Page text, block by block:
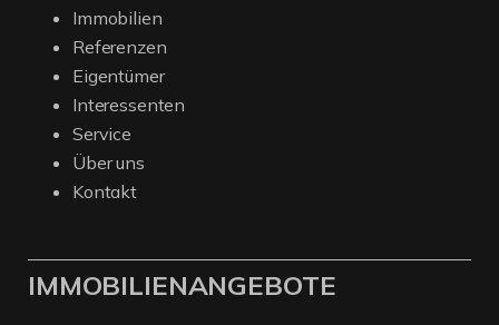
Immobilien
Referenzen
Eigentümer
Interessenten
Service
Über uns
Kontakt
IMMOBILIENANGEBOTE